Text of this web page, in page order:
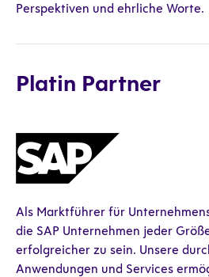
Perspektiven und ehrliche Worte.
Platin Partner
Als Marktführer für
die SAP Unternehmen jeder
erfolgreicher zu sein. Unsere
Anwendungen und Services